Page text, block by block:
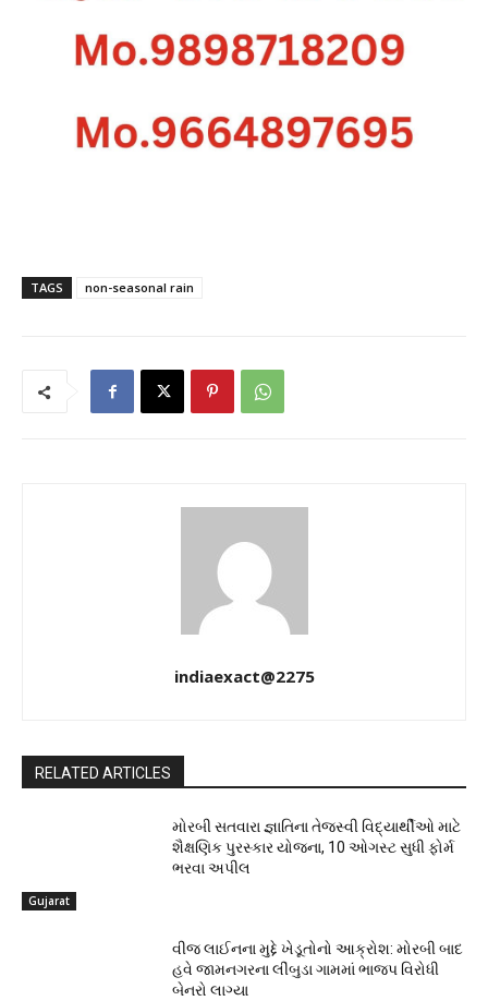
TAGS non-seasonal rain
indiaexact@2275
RELATED ARTICLES
Gujarat
મોરબી સતવારા જ્ઞાતિના તેજસ્વી વિદ્યાર્થીઓ માટે
શૈક્ષણિક પુરસ્કાર યોજના, 10 ઓગસ્ટ સુધી ફોર્મ
ભરવા અપીલ
વીજ લાઈનના મુદ્દે ખેડૂતોનો આક્રોશ: મોરબી બાદ
હવે જામનગરના લીંબુડા ગામમાં ભાજપ વિરોધી
બેનરો લાગ્યા